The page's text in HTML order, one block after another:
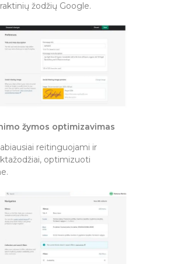
žodžių Google.
žymos optimizavimas
reitinguojami ir
optimizuoti